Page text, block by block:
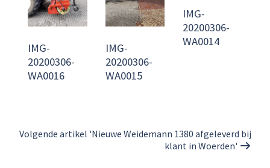
IMG-
20200306-
WA0016
IMG-
20200306-
WA0015
IMG-
20200306-
WA0014
Volgende artikel 'Nieuwe Weidemann 1380 afgeleverd bij
klant in Woerden'